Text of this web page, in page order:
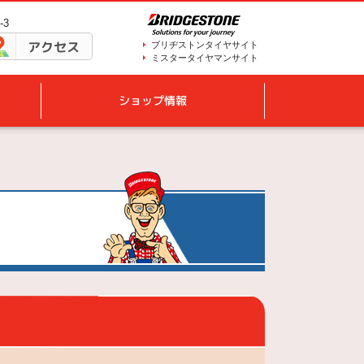
3
アクセス
ブリヂストンタイヤサイト
ミスタータイヤマンサイト
ショップ情報